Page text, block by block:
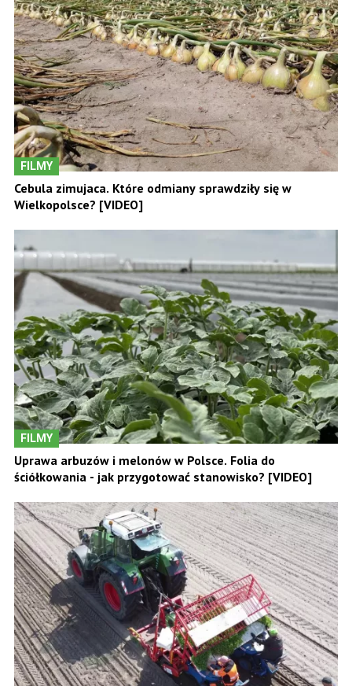
FILMY
Cebula zimujaca. Które odmiany sprawdziły się w
Wielkopolsce? [VIDEO]
FILMY
Uprawa arbuzów i melonów w Polsce. Folia do
ściółkowania - jak przygotować stanowisko? [VIDEO]